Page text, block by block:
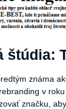
štúdia:
známa
v
značku,